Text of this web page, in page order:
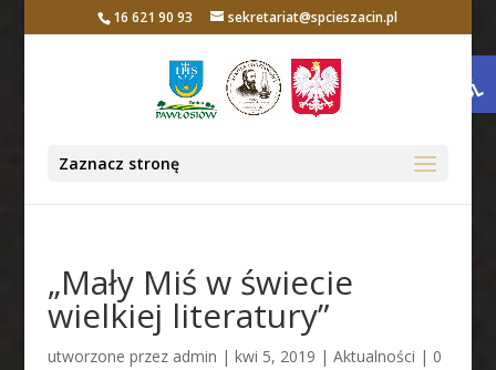
16 621 90 93 sekretariat@spcieszacin.pl
Zaznacz stronę
„Mały Miś w świecie
wielkiej literatury”
utworzone przez admin | kwi 5, 2019 | Aktualności | 0